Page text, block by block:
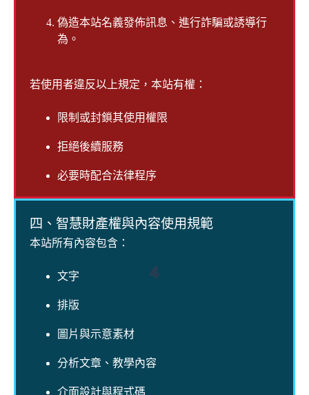
偽造本站名義發佈訊息、進行詐騙或誘導行
為。
若使用者違反以上規定，本站有權：
限制或封鎖其使用權限
拒絕後續服務
必要時配合法律程序
四、智慧財產權與內容使用規範
本站所有內容包含：
文字
排版
圖片與示意素材
分析文章、教學內容
介面設計與程式碼
4